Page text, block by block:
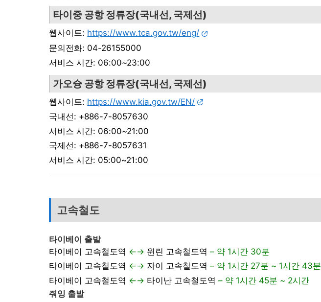
타이중 공항 정류장(국내선, 국제선)
웹사이트: https://www.tca.gov.tw/eng/
문의전화: 04-26155000
서비스 시간: 06:00~23:00
가오슝 공항 정류장(국내선, 국제선)
웹사이트: https://www.kia.gov.tw/EN/
국내선: +886-7-8057630
서비스 시간: 06:00~21:00
국제선: +886-7-8057631
서비스 시간: 05:00~21:00
고속철도
타이베이 출발
타이베이 고속철도역 ←→ 윈린 고속철도역 – 약 1시간 30분
타이베이 고속철도역 ←→ 자이 고속철도역 – 약 1시간 27분 ~ 1시간 43분
타이베이 고속철도역 ←→ 타이난 고속철도역 – 약 1시간 45분 ~ 2시간
줘잉 출발